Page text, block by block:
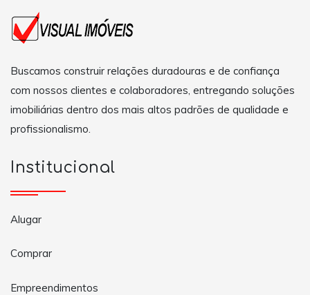
Buscamos construir relações duradouras e de confiança
com nossos clientes e colaboradores, entregando soluções
imobiliárias dentro dos mais altos padrões de qualidade e
profissionalismo.
Institucional
Alugar
Comprar
Empreendimentos